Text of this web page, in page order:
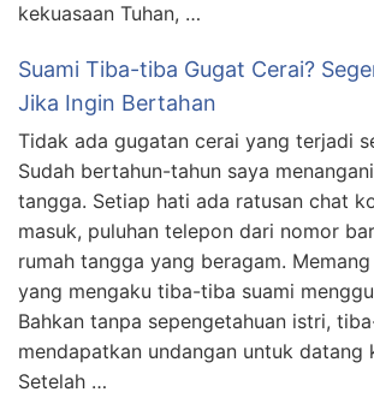
kekuasaan Tuhan, …
Suami Tiba-tiba Gugat Cerai?
Jika Ingin Bertahan
Tidak ada gugatan cerai yang terjadi
Sudah bertahun-tahun saya
tangga. Setiap hati ada ratusan chat
masuk, puluhan telepon dari nomor
rumah tangga yang beragam.
yang mengaku tiba-tiba suami
Bahkan tanpa sepengetahuan istri,
mendapatkan undangan untuk datang
Setelah …